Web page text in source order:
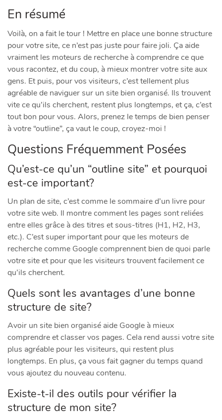
En résumé
Voilà, on a fait le tour ! Mettre en place une bonne structure
pour votre site, ce n’est pas juste pour faire joli. Ça aide
vraiment les moteurs de recherche à comprendre ce que
vous racontez, et du coup, à mieux montrer votre site aux
gens. Et puis, pour vos visiteurs, c’est tellement plus
agréable de naviguer sur un site bien organisé. Ils trouvent
vite ce qu’ils cherchent, restent plus longtemps, et ça, c’est
tout bon pour vous. Alors, prenez le temps de bien penser
à votre “outline”, ça vaut le coup, croyez-moi !
Questions Fréquemment Posées
Qu’est-ce qu’un “outline site” et pourquoi
est-ce important?
Un plan de site, c’est comme le sommaire d’un livre pour
votre site web. Il montre comment les pages sont reliées
entre elles grâce à des titres et sous-titres (H1, H2, H3,
etc.). C’est super important pour que les moteurs de
recherche comme Google comprennent bien de quoi parle
votre site et pour que les visiteurs trouvent facilement ce
qu’ils cherchent.
Quels sont les avantages d’une bonne
structure de site?
Avoir un site bien organisé aide Google à mieux
comprendre et classer vos pages. Cela rend aussi votre site
plus agréable pour les visiteurs, qui restent plus
longtemps. En plus, ça vous fait gagner du temps quand
vous ajoutez du nouveau contenu.
Existe-t-il des outils pour vérifier la
structure de mon site?